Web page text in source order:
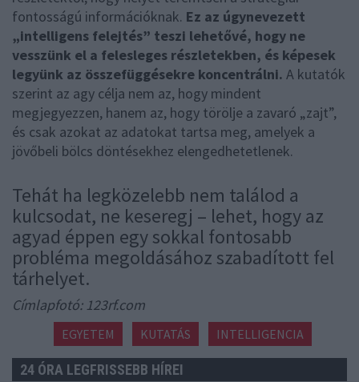
fontosságú információknak. Ez az úgynevezett
„intelligens felejtés” teszi lehetővé, hogy ne
vesszünk el a felesleges részletekben, és képesek
legyünk az összefüggésekre koncentrálni. A kutatók
szerint az agy célja nem az, hogy mindent
megjegyezzen, hanem az, hogy törölje a zavaró „zajt”,
és csak azokat az adatokat tartsa meg, amelyek a
jövőbeli bölcs döntésekhez elengedhetetlenek.
Tehát ha legközelebb nem találod a
kulcsodat, ne keseregj – lehet, hogy az
agyad éppen egy sokkal fontosabb
probléma megoldásához szabadított fel
tárhelyet.
Címlapfotó: 123rf.com
EGYETEM KUTATÁS INTELLIGENCIA
24 ÓRA LEGFRISSEBB HÍREI